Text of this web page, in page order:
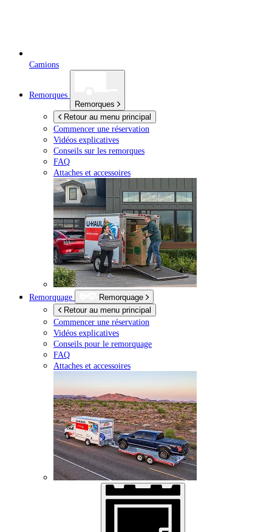
Camions
Remorques
Remorques
Retour au menu principal
Commencer une réservation
Vidéos explicatives
Conseils sur les remorques
FAQ
Attaches et accessoires
Remorquage
Remorquage
Retour au menu principal
Commencer une réservation
Vidéos explicatives
Conseils pour le remorquage
FAQ
Attaches et accessoires